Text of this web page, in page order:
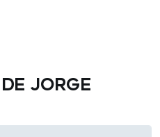
vasta rede de contactos
os meus clientes.
neurolinguística
o que me ajuda a
Jorge